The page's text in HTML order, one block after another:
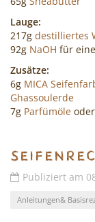
Lauge:
217g destilliertes
92g NaOH für
Zusätze:
6g MICA
Ghassoulerde
7g Parfümöle
Publiziert am
Anleitungen&